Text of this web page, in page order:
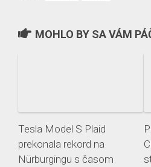
MOHLO BY SA VÁM
Tesla Model S Plaid
prekonala rekord na
Nürburgingu s časom